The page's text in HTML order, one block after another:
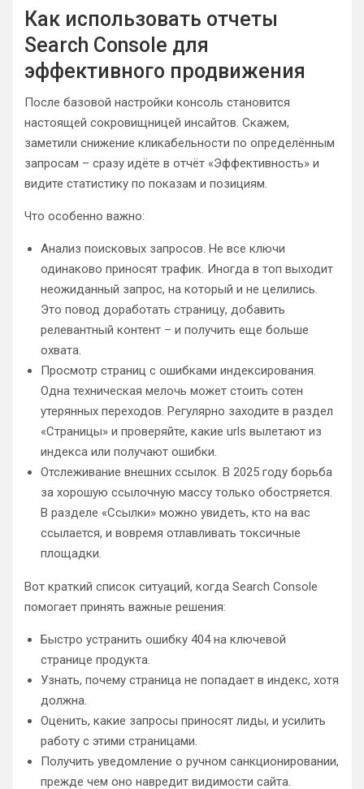
Как использовать отчеты
Search Console для
эффективного продвижения
После базовой настройки консоль становится
настоящей сокровищницей инсайтов. Скажем,
заметили снижение кликабельности по определённым
запросам – сразу идёте в отчёт «Эффективность» и
видите статистику по показам и позициям.
Что особенно важно:
Анализ поисковых запросов. Не все ключи
одинаково приносят трафик. Иногда в топ выходит
неожиданный запрос, на который и не целились.
Это повод доработать страницу, добавить
релевантный контент – и получить еще больше
охвата.
Просмотр страниц с ошибками индексирования.
Одна техническая мелочь может стоить сотен
утерянных переходов. Регулярно заходите в раздел
«Страницы» и проверяйте, какие urls вылетают из
индекса или получают ошибки.
Отслеживание внешних ссылок. В 2025 году борьба
за хорошую ссылочную массу только обостряется.
В разделе «Ссылки» можно увидеть, кто на вас
ссылается, и вовремя отлавливать токсичные
площадки.
Вот краткий список ситуаций, когда Search Console
помогает принять важные решения:
Быстро устранить ошибку 404 на ключевой
странице продукта.
Узнать, почему страница не попадает в индекс, хотя
должна.
Оценить, какие запросы приносят лиды, и усилить
работу с этими страницами.
Получить уведомление о ручном санкционировании,
прежде чем оно навредит видимости сайта.